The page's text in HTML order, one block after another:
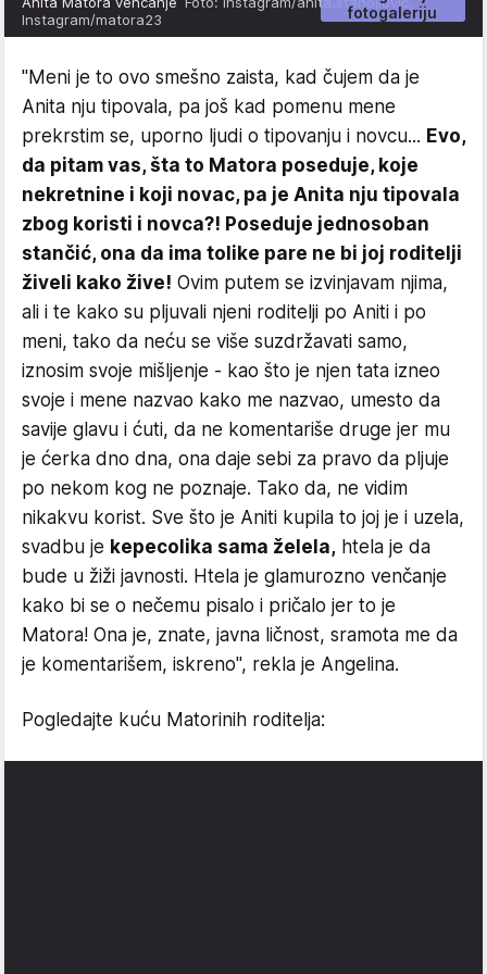
fotogaleriju
Instagram/matora23
"Meni je to ovo smešno zaista, kad čujem da je
Anita nju tipovala, pa još kad pomenu mene
prekrstim se, uporno ljudi o tipovanju i novcu... Evo,
da pitam vas, šta to Matora poseduje, koje
nekretnine i koji novac, pa je Anita nju tipovala
zbog koristi i novca?! Poseduje jednosoban
stančić, ona da ima tolike pare ne bi joj roditelji
živeli kako žive! Ovim putem se izvinjavam njima,
ali i te kako su pljuvali njeni roditelji po Aniti i po
meni, tako da neću se više suzdržavati samo,
iznosim svoje mišljenje - kao što je njen tata izneo
svoje i mene nazvao kako me nazvao, umesto da
savije glavu i ćuti, da ne komentariše druge jer mu
je ćerka dno dna, ona daje sebi za pravo da pljuje
po nekom kog ne poznaje. Tako da, ne vidim
nikakvu korist. Sve što je Aniti kupila to joj je i uzela,
svadbu je kepecolika sama želela, htela je da
bude u žiži javnosti. Htela je glamurozno venčanje
kako bi se o nečemu pisalo i pričalo jer to je
Matora! Ona je, znate, javna ličnost, sramota me da
je komentarišem, iskreno", rekla je Angelina.
Pogledajte kuću Matorinih roditelja: